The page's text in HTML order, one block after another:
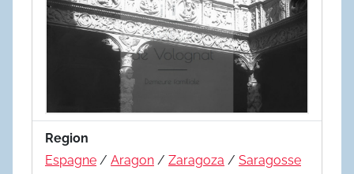
Region
Espagne / Aragon / Zaragoza / Saragosse